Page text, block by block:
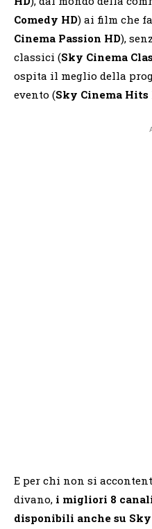
Comedy HD) ai film che
Cinema Passion HD),
classici (Sky Cinema
ospita il meglio della
evento (Sky Cinema Hits
E per chi non si
divano, i migliori 8
disponibili anche su Sky